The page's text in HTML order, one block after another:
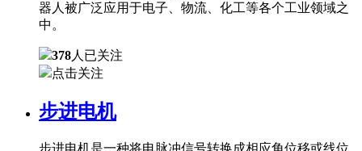
器人被广泛应用于电子、物流、化工等各个工业领域之
中。
378人已关注
点击关注
步进电机